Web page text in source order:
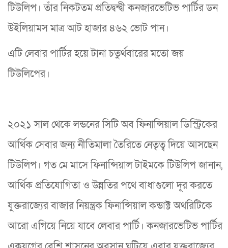
টিউলিপ। তাঁর নিকটতম প্রতিদ্বন্দ্বী কনজারভেটিভ পার্টির ডন
উইলিয়ামস মাত্র আট হাজার ৪৬২ ভোট পান।
এটি লেবার পার্টির হয়ে টানা চতুর্থবারের মতো জয়
টিউলিপের।
২০২১ সাল থেকে লন্ডনের সিটি অব ফিনান্সিয়াল ডিস্ট্রিকের
আর্থিক সেবার জন্য নীতিমালা তৈরিতে নেতৃত্ব দিয়ে আসছেন
টিউলিপ। গত মে মাসে ফিনান্সিয়াল টাইমকে টিউলিপ জানান,
আর্থিক প্রতিযোগিতা ও উন্নতির পথে বাধাগুলো দূর করতে
যুক্তরাজ্যের বাজার নিয়ন্ত্রক ফিনান্সিয়াল কন্ডাক্ট অথরিটিকে
আরো এগিয়ে নিয়ে যাবে লেবার পার্টি। কনজারভেটিভ পার্টির